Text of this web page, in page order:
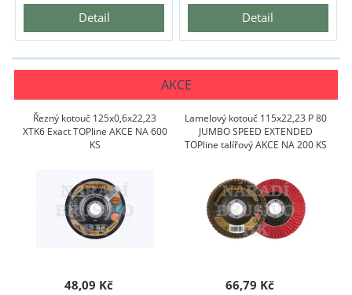
Detail Detail
AKCE
Řezný kotouč 125x0,6x22,23
XTK6 Exact TOPline AKCE NA 600
KS
48,09 Kč
Lamelový kotouč 115x22,23 P 80
JUMBO SPEED EXTENDED
TOPline talířový AKCE NA 200 KS
66,79 Kč